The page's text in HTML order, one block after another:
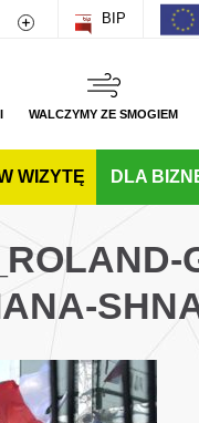
rozmiar czcionki
Zwiększ rozmiar czcionki
BIP
WALCZYMY ZE SMOGIEM
WIZYTĘ DLA